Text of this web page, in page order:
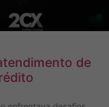
de